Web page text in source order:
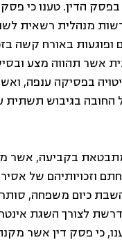
נוסף בפסק הדין. טענו
מנהלית רשאית
באורח קשה
תהווה מצע ובסיס
בפסיקה ענפה,
החובה בגיבוש
בקביעה, אשר
וזכויותיהם של
השבת כיום משפחה,
לצורך השגת
כי פסק דין אשר